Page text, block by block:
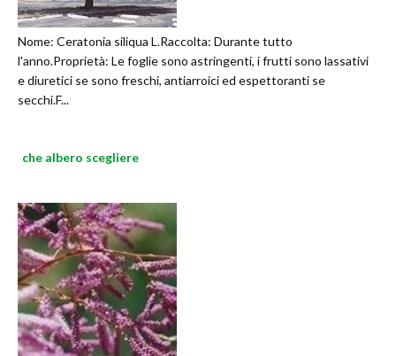
Nome: Ceratonia siliqua L.Raccolta: Durante tutto
l'anno.Proprietà: Le foglie sono astringenti, i frutti sono lassativi
e diuretici se sono freschi, antiarroici ed espettoranti se
secchi.F...
che albero scegliere